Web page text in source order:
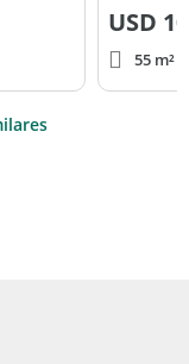
USD
55 m²